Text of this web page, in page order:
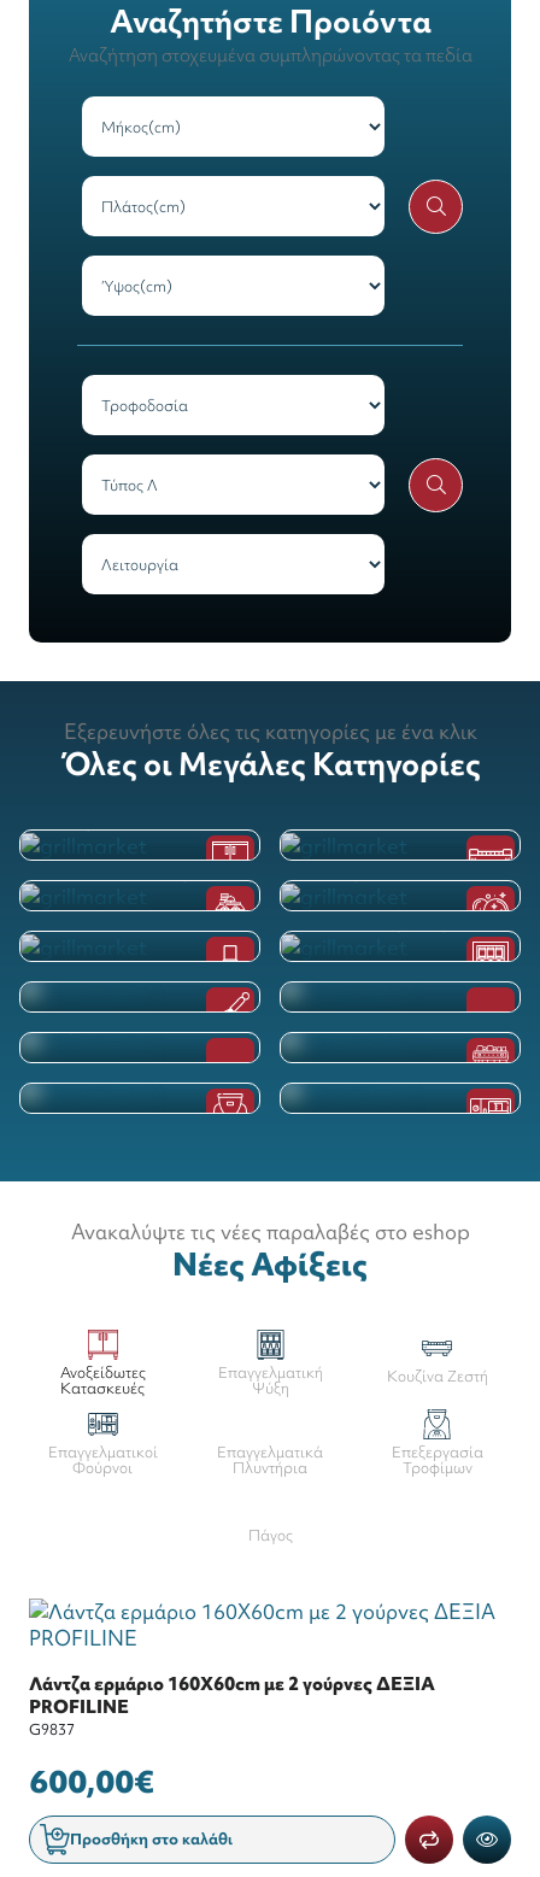
Αναζητήστε Προιόντα
Αναζήτηση στοχευμένα συμπληρώνοντας τα πεδία
Εξερευνήστε όλες τις κατηγορίες με ένα κλικ
Όλες οι Μεγάλες Κατηγορίες
Επαγγελματική Καθαριότητα
Επαγγεματικά Εργαλεία -
Επαγγελματικός Εξοπλισμός
Επαγγελματικά Μαγειρικά
Επαγγελματικός Εξοπλισμός
Επαγγελματικές Μηχανές
Ανακαλύψτε τις νέες παραλαβές στο eshop
Νέες Αφίξεις
Ανοξείδωτες
Κατασκευές
Επαγγελματική
Ψύξη
Κουζίνα Ζεστή
Επαγγελματικοί
Φούρνοι
Επαγγελματικά
Πλυντήρια
Επεξεργασία
Τροφίμων
Πάγος
Λάντζα ερμάριο 160X60cm με 2 γούρνες ΔΕΞΙΑ
PROFILINE
G9837
600,00€
Προσθήκη στο καλάθι